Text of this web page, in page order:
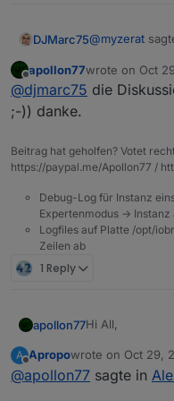
DJMarc75@myzerat
warum
was die wollen
meine damit
Es geht hier
welche hinter
@da_woody
weil die
bringen?
Quatsch... die
Offline
apollon77wrote on Oct
last edited by
@djmarc75 die
;-)) danke.
Beitrag hat geholfen? Votet
https://paypal.me/Apollon77 /
Debug-Log für Instanz
Expertenmodus ->
Logfiles auf Platte /opt/
Zeilen ab
1 Reply
apollon77Hi All,
nachdem
Limit aktiviert
A
Offline
Apropowrote on Oct 29,
last edited by
@apollon77 sagte in